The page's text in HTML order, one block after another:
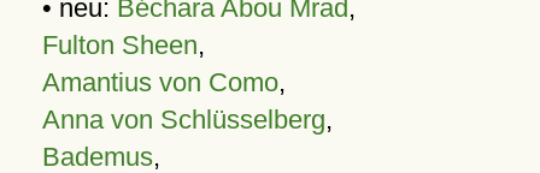
• neu: Béchara Abou Mrad,
Fulton Sheen,
Amantius von Como,
Anna von Schlüsselberg,
Bademus,